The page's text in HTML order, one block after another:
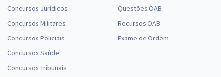
Concursos Jurídicos
Concursos Militares
Concursos Policiais
Concursos Saúde
Concursos Tribunais
Questões OAB
Recursos OAB
Exame de Ordem